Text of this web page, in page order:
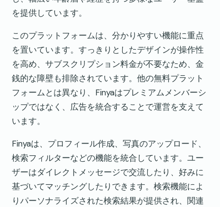
を提供しています。
このプラットフォームは、分かりやすい機能に重点
を置いています。すっきりとしたデザインが操作性
を高め、サブスクリプション料金が不要なため、金
銭的な障壁も排除されています。他の無料プラット
フォームとは異なり、Finyaはプレミアムメンバーシ
ップではなく、広告を統合することで運営を支えて
います。
Finyaは、プロフィール作成、写真のアップロード、
検索フィルターなどの機能を統合しています。ユー
ザーはダイレクトメッセージで交流したり、好みに
基づいてマッチングしたりできます。検索機能によ
りパーソナライズされた検索結果が提供され、関連